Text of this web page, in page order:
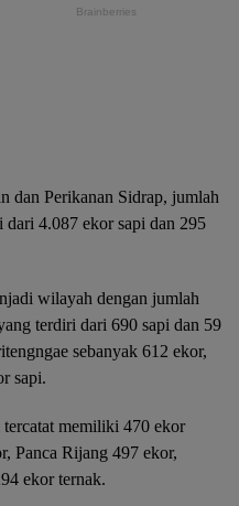
dan Perikanan Sidrap, jumlah
dari 4.087 ekor sapi dan 295
wilayah dengan jumlah
terdiri dari 690 sapi dan 59
sebanyak 612 ekor,
sapi.
tercatat memiliki 470 ekor
Panca Rijang 497 ekor,
ekor ternak.